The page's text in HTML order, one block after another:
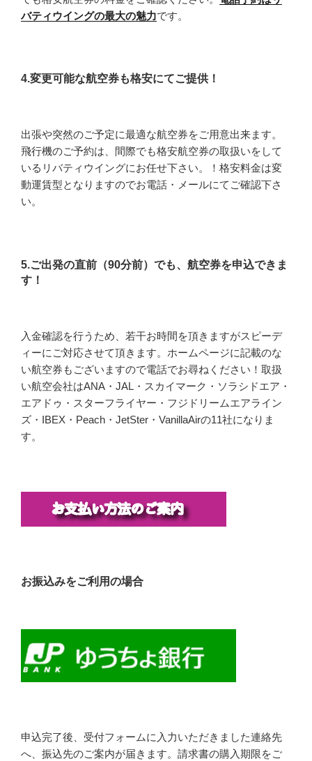
バティウイングの最大の魅力です。
4.変更可能な航空券も格安にてご提供！
出張や突然のご予定に最適な航空券をご用意出来ます。
飛行機のご予約は、間際でも格安航空券の取扱いをして
いるリバティウイングにお任せ下さい。！格安料金は変
動運賃型となりますのでお電話・メールにてご確認下さ
い。
5.ご出発の直前（90分前）でも、航空券を申込できま
す！
入金確認を行うため、若干お時間を頂きますがスピーデ
ィーにご対応させて頂きます。ホームページに記載のな
い航空券もございますので電話でお尋ねください！取扱
い航空会社はANA・JAL・スカイマーク・ソラシドエア・
エアドゥ・スターフライヤー・フジドリームエアライン
ズ・IBEX・Peach・JetSter・VanillaAirの11社になりま
す。
お振込みをご利用の場合
申込完了後、受付フォームに入力いただきました連絡先
へ、振込先のご案内が届きます。請求書の購入期限をご